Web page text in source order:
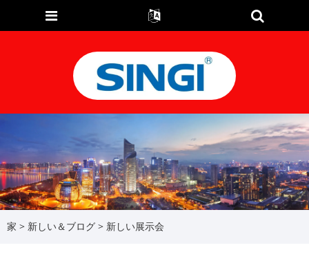
家 > 新しい＆ブログ > 新しい展示会